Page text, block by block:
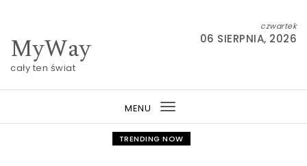
MyWay
cały ten świat
czwartek
06 SIERPNIA, 2026
MENU
Toggle
navigation
TRENDING NOW